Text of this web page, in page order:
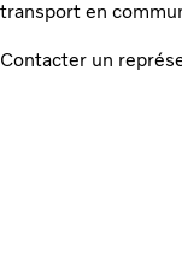
transport en
Contacter un